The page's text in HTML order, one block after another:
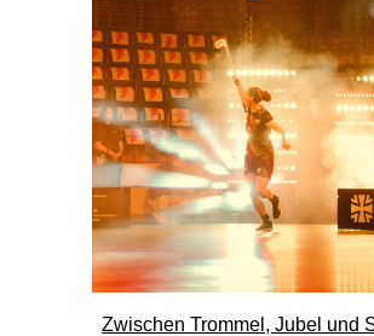
Zwischen Trommel, Jubel und